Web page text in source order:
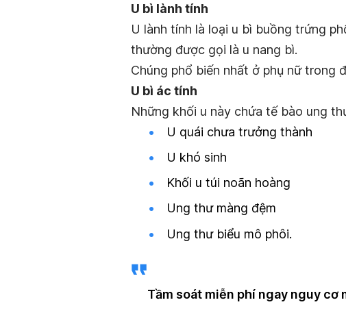
U bì lành tính
U lành tính là loại u bì buồng trứng
thường được gọi là u nang bì.
Chúng phổ biến nhất ở phụ nữ trong
U bì ác tính
Những khối u này chứa tế bào ung
U quái chưa trưởng thành
U khó sinh
Khối u túi noãn hoàng
Ung thư màng đệm
Ung thư biểu mô phôi.
Tầm soát miễn phí ngay nguy